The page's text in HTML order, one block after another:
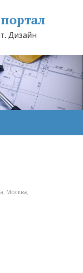
Дизайн
, Москва,